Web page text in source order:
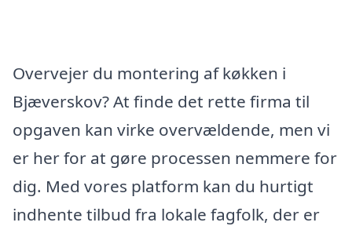
Overvejer du montering af køkken i
Bjæverskov? At finde det rette firma til
opgaven kan virke overvældende, men vi
er her for at gøre processen nemmere for
dig. Med vores platform kan du hurtigt
indhente tilbud fra lokale fagfolk, der er